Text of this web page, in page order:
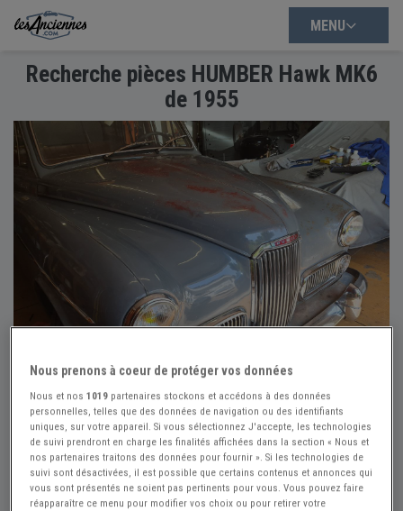
MENU
Recherche pièces HUMBER Hawk MK6
de 1955
Réf : A853802 Actualisée le : 06/08/2026
Recherche pièces HUMBER Hawk MK6
de 1955
Nous prenons à coeur de protéger vos données
Nous et nos1019 partenaires stockons et accédons à des données
personnelles, telles que des données de navigation ou des identifiants
uniques, sur votre appareil. Si vous sélectionnez J'accepte, les technologies
de suivi prendront en charge les finalités affichées dans la section « Nous et
nos partenaires traitons des données pour fournir ». Si les technologies de
suivi sont désactivées, il est possible que certains contenus et annonces qui
vous sont présentés ne soient pas pertinents pour vous. Vous pouvez faire
réapparaître ce menu pour modifier vos choix ou pour retirer votre